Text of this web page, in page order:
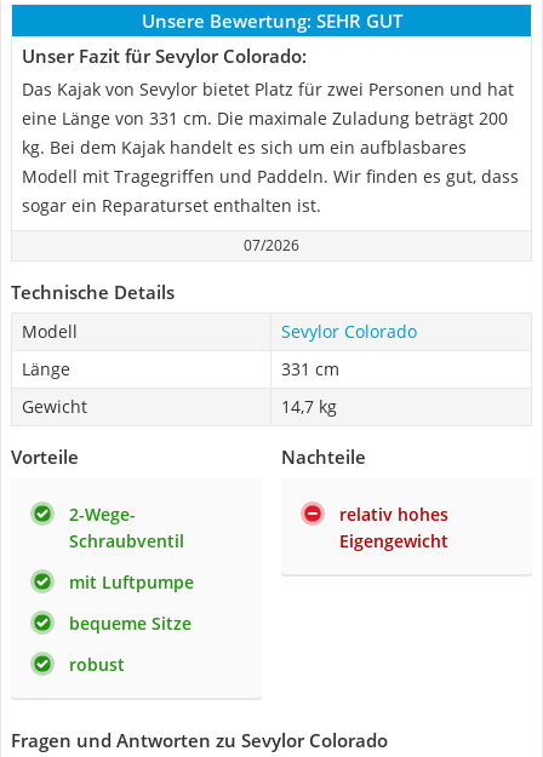
Unsere Bewertung: SEHR GUT
Unser Fazit für Sevylor Colorado:
Das Kajak von Sevylor bietet Platz für zwei Personen und hat
eine Länge von 331 cm. Die maximale Zuladung beträgt 200
kg. Bei dem Kajak handelt es sich um ein aufblasbares
Modell mit Tragegriffen und Paddeln. Wir finden es gut, dass
sogar ein Reparaturset enthalten ist.
07/2026
Technische Details
Modell
Sevylor Colorado
Länge
331 cm
Gewicht
14,7 kg
Vorteile
2-Wege-
Schraubventil
mit Luftpumpe
bequeme Sitze
robust
Nachteile
relativ hohes
Eigengewicht
Fragen und Antworten zu Sevylor Colorado